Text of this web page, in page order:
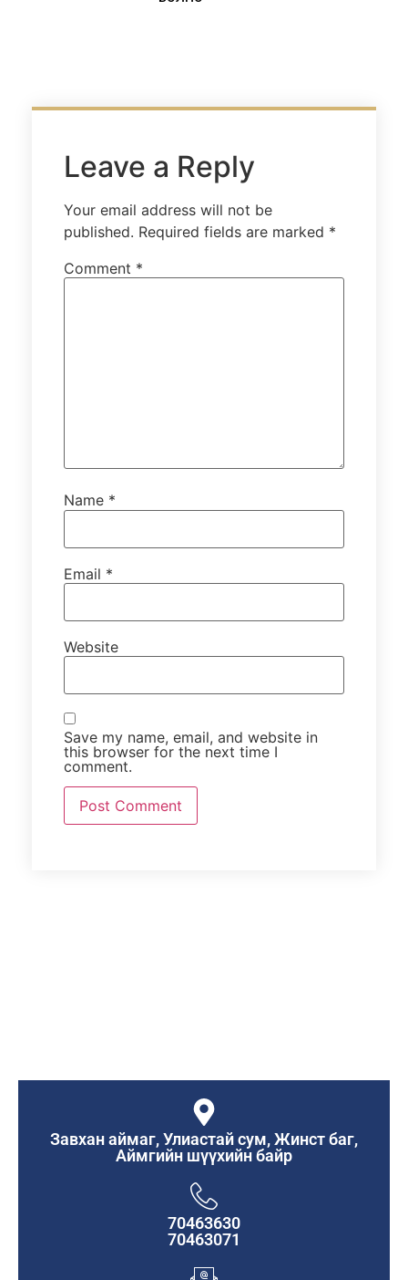
Leave a Reply
Your email address will not be
published. Required fields are marked *
Comment *
Name *
Email *
Website
Save my name, email, and website in
this browser for the next time I
comment.
Завхан аймаг, Улиастай сум, Жинст баг,
Аймгийн шүүхийн байр
70463630
70463071